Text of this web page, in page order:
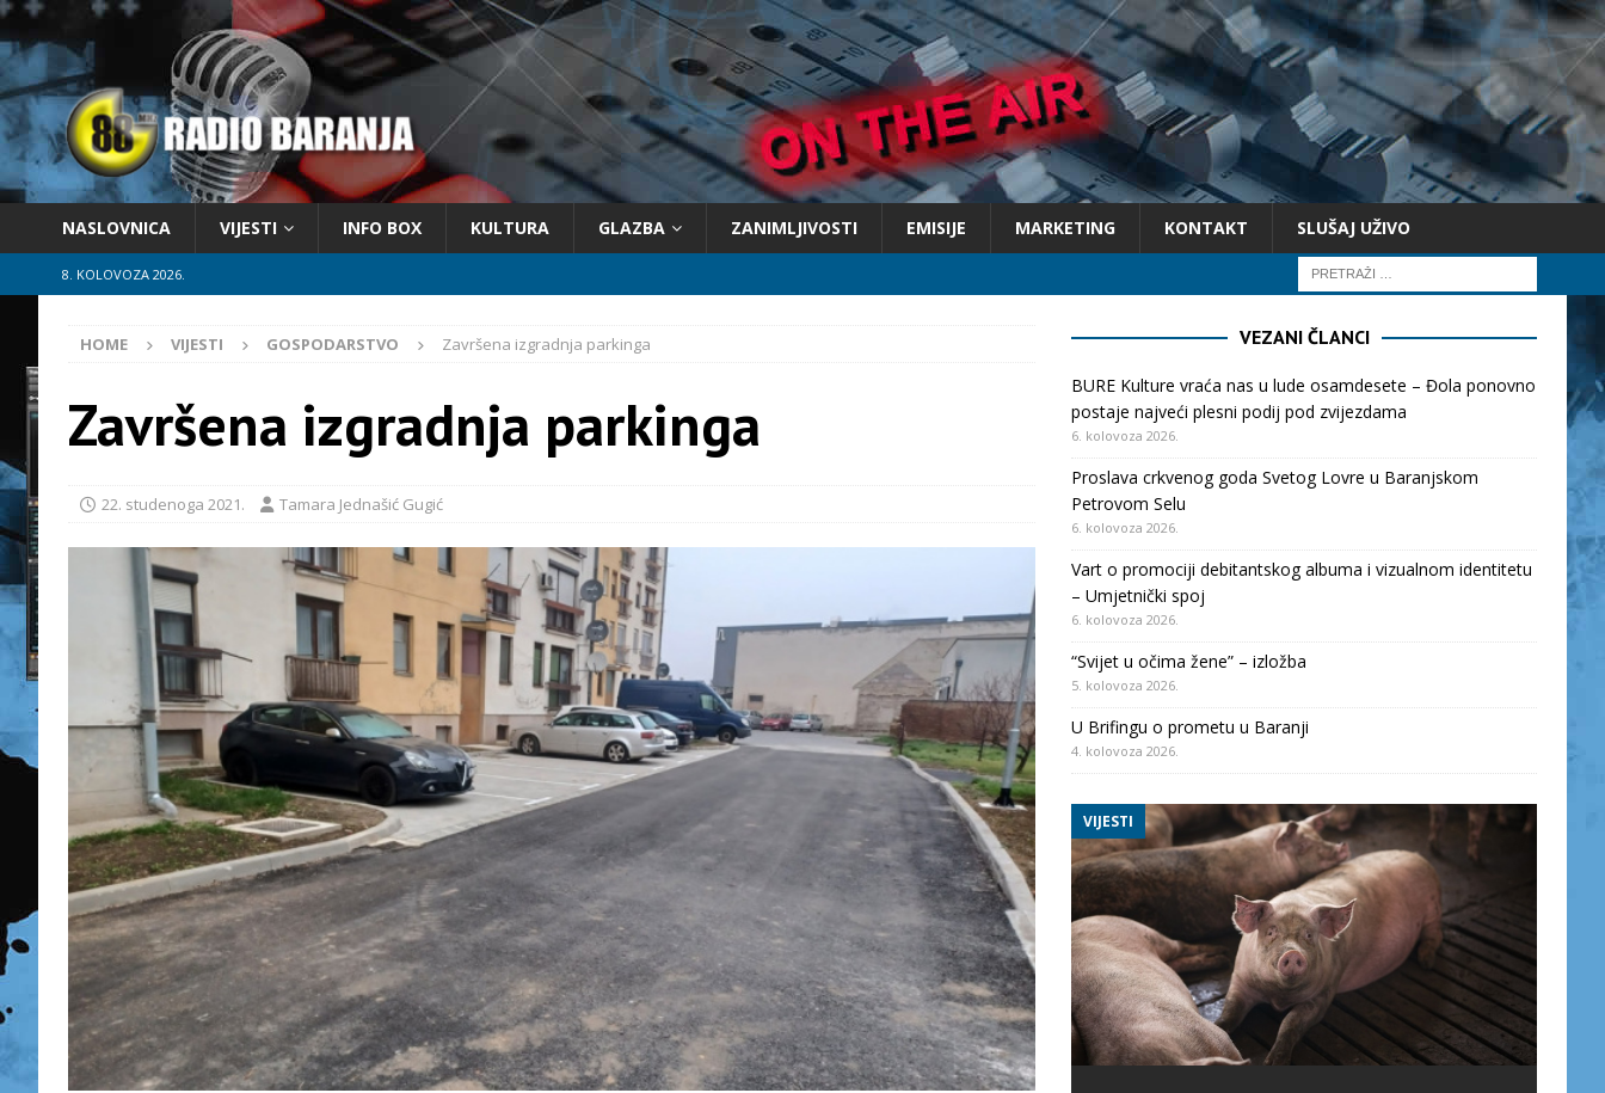
NASLOVNICA VIJESTI INFO BOX KULTURA GLAZBA ZANIMLJIVOSTI EMISIJE MARKETING KONTAKT SLUŠAJ UŽIVO
8. KOLOVOZA 2026.
HOME VIJESTI GOSPODARSTVO Završena izgradnja parkinga
Završena izgradnja parkinga
22. studenoga 2021. Tamara Jednašić Gugić
VEZANI ČLANCI
BURE Kulture vraća nas u lude osamdesete – Đola ponovno
postaje najveći plesni podij pod zvijezdama
6. kolovoza 2026.
Proslava crkvenog goda Svetog Lovre u Baranjskom
Petrovom Selu
6. kolovoza 2026.
Vart o promociji debitantskog albuma i vizualnom identitetu
– Umjetnički spoj
6. kolovoza 2026.
“Svijet u očima žene” – izložba
5. kolovoza 2026.
U Brifingu o prometu u Baranji
4. kolovoza 2026.
VIJESTI